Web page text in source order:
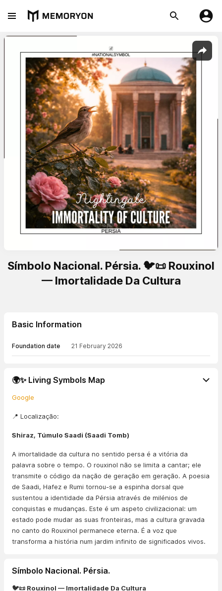
Símbolo Nacional. Pérsia. 🐦📜 Rouxinol
— Imortalidade Da Cultura
Basic Information
Foundation date 21 February 2026
🌍✨ Living Symbols Map
Google
📍 Localização:
Shiraz, Túmulo Saadi (Saadi Tomb)
A imortalidade da cultura no sentido persa é a vitória da
palavra sobre o tempo. O rouxinol não se limita a cantar; ele
transmite o código da nação de geração em geração. A poesia
de Saadi, Hafez e Rumi tornou-se a espinha dorsal que
sustentou a identidade da Pérsia através de milénios de
conquistas e mudanças. Este é um aspeto civilizacional: um
estado pode mudar as suas fronteiras, mas a cultura gravada
no canto do Rouxinol permanece eterna. É a voz que
transforma a história num jardim infinito de significados vivos.
Símbolo Nacional. Pérsia.
🐦📜 Rouxinol — Imortalidade Da Cultura